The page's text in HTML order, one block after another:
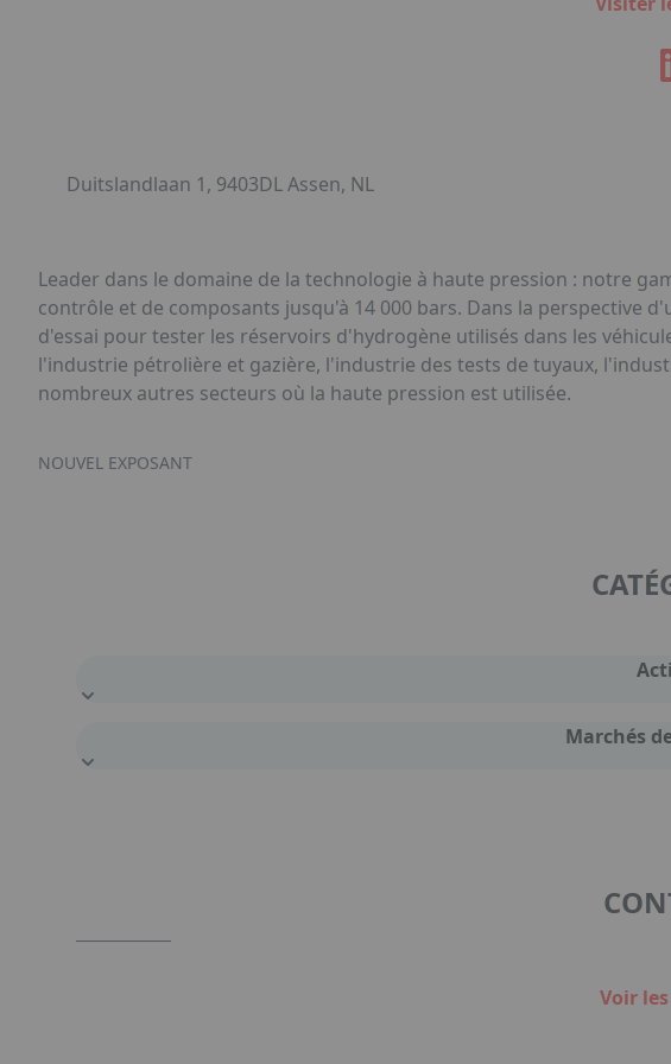
Duitslandlaan 1, 9403DL Assen, NL
Leader dans le domaine de la technologie à haute pression : notre
contrôle et de composants jusqu'à 14 000 bars. Dans la perspective
d'essai pour tester les réservoirs d'hydrogène utilisés dans les
l'industrie pétrolière et gazière, l'industrie des tests de tuyaux,
nombreux autres secteurs où la haute pression est utilisée.
NOUVEL EXPOSANT
Marchés
Voir